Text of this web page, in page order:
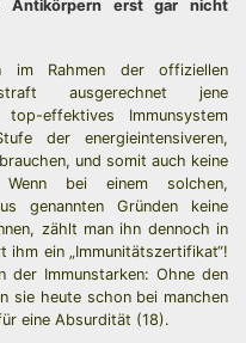
Antikörpern erst gar nicht
im Rahmen der offiziellen
ausgerechnet jene
effektives Immunsystem
der energieintensiveren,
und somit auch keine
Wenn bei einem solchen,
genannten Gründen keine
zählt man ihn dennoch in
ein „Immunitätszertifikat“!
Immunstarken: Ohne den
sie heute schon bei manchen
eine Absurdität (18).